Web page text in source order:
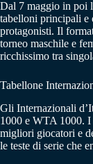
Dal 7 maggio in poi
tabelloni principali e
protagonisti. Il
torneo maschile e
ricchissimo tra
Tabellone
Gli Internazionali
1000 e WTA 1000. I
migliori giocatori e
le teste di serie che